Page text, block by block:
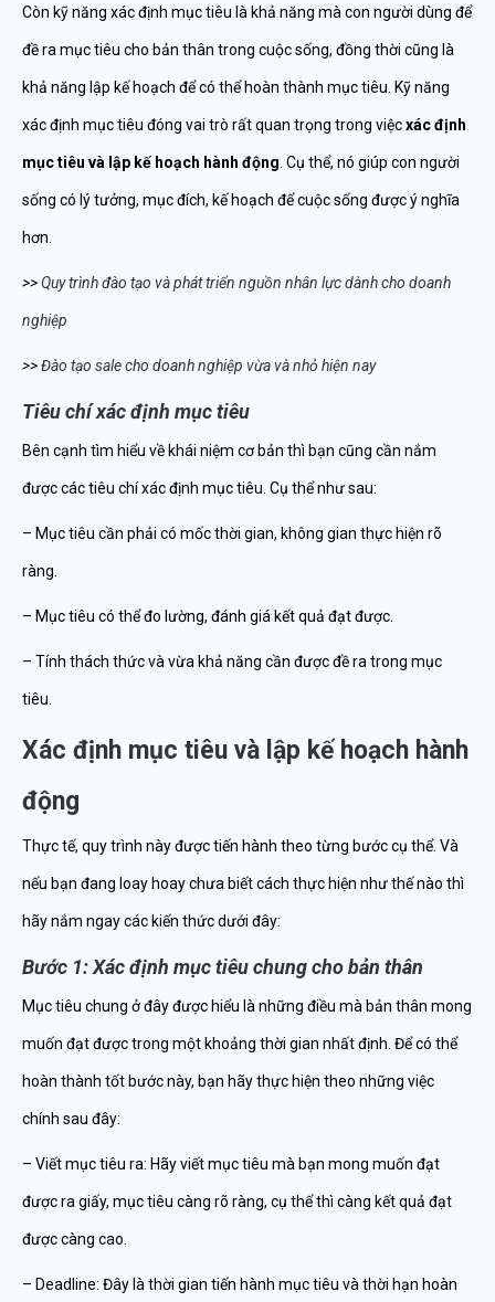
Còn kỹ năng xác định mục tiêu là khả năng mà con người dùng để
đề ra mục tiêu cho bản thân trong cuộc sống, đồng thời cũng là
khả năng lập kế hoạch để có thể hoàn thành mục tiêu. Kỹ năng
xác định mục tiêu đóng vai trò rất quan trọng trong việcxác định
mục tiêu và lập kế hoạch hành động . Cụ thể, nó giúp con người
sống có lý tưởng, mục đích, kế hoạch để cuộc sống được ý nghĩa
hơn.
>>Quy trình đào tạo và phát triển nguồn nhân lực dành cho doanh
nghiệp
>>Đào tạo sale cho doanh nghiệp vừa và nhỏ hiện nay
Tiêu chí xác định mục tiêu
Bên cạnh tìm hiểu về khái niệm cơ bản thì bạn cũng cần nắm
được các tiêu chí xác định mục tiêu. Cụ thể như sau:
– Mục tiêu cần phải có mốc thời gian, không gian thực hiện rõ
ràng.
– Mục tiêu có thể đo lường, đánh giá kết quả đạt được.
– Tính thách thức và vừa khả năng cần được đề ra trong mục
tiêu.
Xác định mục tiêu và lập kế hoạch hành
động
Thực tế, quy trình này được tiến hành theo từng bước cụ thể. Và
nếu bạn đang loay hoay chưa biết cách thực hiện như thế nào thì
hãy nắm ngay các kiến thức dưới đây:
Bước 1: Xác định mục tiêu chung cho bản thân
Mục tiêu chung ở đây được hiểu là những điều mà bản thân mong
muốn đạt được trong một khoảng thời gian nhất định. Để có thể
hoàn thành tốt bước này, bạn hãy thực hiện theo những việc
chính sau đây:
– Viết mục tiêu ra: Hãy viết mục tiêu mà bạn mong muốn đạt
được ra giấy, mục tiêu càng rõ ràng, cụ thể thì càng kết quả đạt
được càng cao.
– Deadline: Đây là thời gian tiến hành mục tiêu và thời hạn hoàn